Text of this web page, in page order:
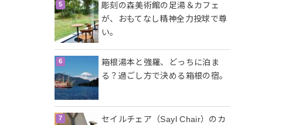
彫刻の森美術館の足湯＆カフェ
が、おもてなし精神全力投球で尊
い。
箱根湯本と強羅、どっちに泊ま
る？過ごし方で決める箱根の宿。
セイルチェア（Sayl Chair）のカ